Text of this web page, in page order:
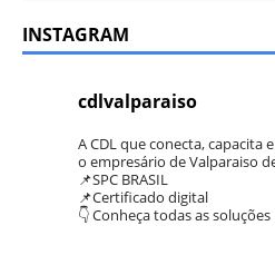
INSTAGRAM
cdlvalparaiso
A CDL que conecta, capacita
o empresário de Valparaiso
📌SPC BRASIL
📌Certificado digital
👇 Conheça todas as soluções